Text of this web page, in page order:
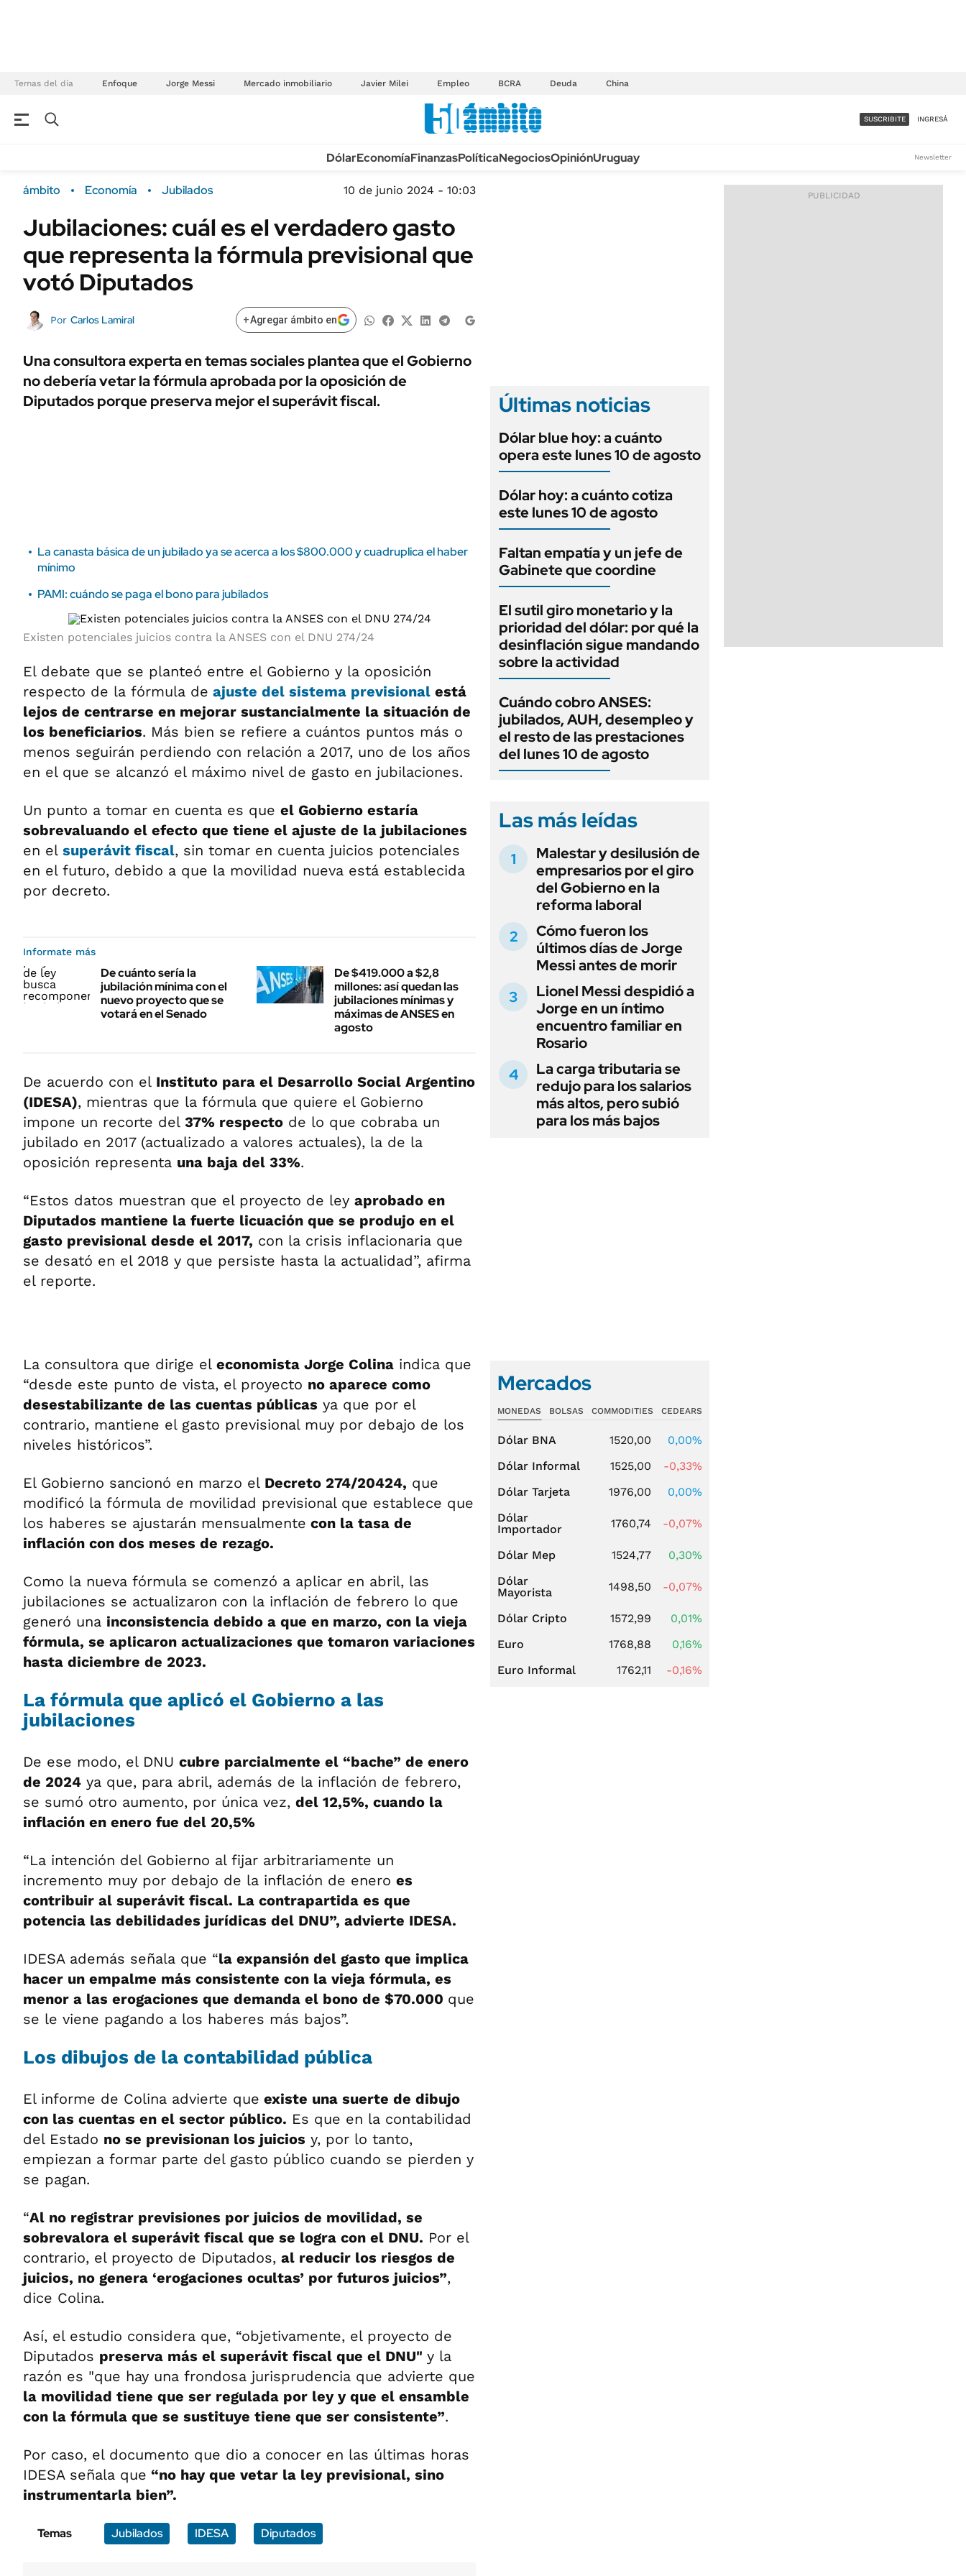
Temas del día Enfoque Jorge Messi Mercado inmobiliario Javier Milei Empleo BCRA Deuda China
Campo
FINANZAS
Dólar
ÁMBITO DEBATE
Sustentabilidad
Seguros
URUGUAY
TECNOLOGÍA
MÉXICO
MUNDO
INFORMACIÓN GENERAL
AUTOS
ACCESO FULL - $1.800/MES
SUSCRIBITE INGRESÁ
DólarEconomíaFinanzasPolíticaNegociosOpiniónUruguay Newsletter
ámbito Economía Jubilados 10 de junio 2024 - 10:03
Jubilaciones: cuál es el verdadero gasto
que representa la fórmula previsional que
votó Diputados
Por Carlos Lamiral +Agregar ámbito en
Una consultora experta en temas sociales plantea que el Gobierno
no debería vetar la fórmula aprobada por la oposición de
Diputados porque preserva mejor el superávit fiscal.
La canasta básica de un jubilado ya se acerca a los $800.000 y cuadruplica el haber
mínimo
PAMI: cuándo se paga el bono para jubilados
Existen potenciales juicios contra la ANSES con el DNU 274/24
El debate que se planteó entre el Gobierno y la oposición
respecto de la fórmula de ajuste del sistema previsional está
lejos de centrarse en mejorar sustancialmente la situación de
los beneficiarios. Más bien se refiere a cuántos puntos más o
menos seguirán perdiendo con relación a 2017, uno de los años
en el que se alcanzó el máximo nivel de gasto en jubilaciones.
Un punto a tomar en cuenta es que el Gobierno estaría
sobrevaluando el efecto que tiene el ajuste de la jubilaciones
en el superávit fiscal, sin tomar en cuenta juicios potenciales
en el futuro, debido a que la movilidad nueva está establecida
por decreto.
Informate más
De cuánto sería la
jubilación mínima con el
nuevo proyecto que se
votará en el Senado
De $419.000 a $2,8
millones: así quedan las
jubilaciones mínimas y
máximas de ANSES en
agosto
De acuerdo con el Instituto para el Desarrollo Social Argentino
(IDESA), mientras que la fórmula que quiere el Gobierno
impone un recorte del 37% respecto de lo que cobraba un
jubilado en 2017 (actualizado a valores actuales), la de la
oposición representa una baja del 33%.
“Estos datos muestran que el proyecto de ley aprobado en
Diputados mantiene la fuerte licuación que se produjo en el
gasto previsional desde el 2017, con la crisis inflacionaria que
se desató en el 2018 y que persiste hasta la actualidad”, afirma
el reporte.
La consultora que dirige el economista Jorge Colina indica que
“desde este punto de vista, el proyecto no aparece como
desestabilizante de las cuentas públicas ya que por el
contrario, mantiene el gasto previsional muy por debajo de los
niveles históricos”.
El Gobierno sancionó en marzo el Decreto 274/20424, que
modificó la fórmula de movilidad previsional que establece que
los haberes se ajustarán mensualmente con la tasa de
inflación con dos meses de rezago.
Como la nueva fórmula se comenzó a aplicar en abril, las
jubilaciones se actualizaron con la inflación de febrero lo que
generó una inconsistencia debido a que en marzo, con la vieja
fórmula, se aplicaron actualizaciones que tomaron variaciones
hasta diciembre de 2023.
La fórmula que aplicó el Gobierno a las
jubilaciones
De ese modo, el DNU cubre parcialmente el “bache” de enero
de 2024 ya que, para abril, además de la inflación de febrero,
se sumó otro aumento, por única vez, del 12,5%, cuando la
inflación en enero fue del 20,5%
“La intención del Gobierno al fijar arbitrariamente un
incremento muy por debajo de la inflación de enero es
contribuir al superávit fiscal. La contrapartida es que
potencia las debilidades jurídicas del DNU”, advierte IDESA.
IDESA además señala que “la expansión del gasto que implica
hacer un empalme más consistente con la vieja fórmula, es
menor a las erogaciones que demanda el bono de $70.000 que
se le viene pagando a los haberes más bajos”.
Los dibujos de la contabilidad pública
El informe de Colina advierte que existe una suerte de dibujo
con las cuentas en el sector público. Es que en la contabilidad
del Estado no se previsionan los juicios y, por lo tanto,
empiezan a formar parte del gasto público cuando se pierden y
se pagan.
“Al no registrar previsiones por juicios de movilidad, se
sobrevalora el superávit fiscal que se logra con el DNU. Por el
contrario, el proyecto de Diputados, al reducir los riesgos de
juicios, no genera ‘erogaciones ocultas’ por futuros juicios”,
dice Colina.
Así, el estudio considera que, “objetivamente, el proyecto de
Diputados preserva más el superávit fiscal que el DNU" y la
razón es "que hay una frondosa jurisprudencia que advierte que
la movilidad tiene que ser regulada por ley y que el ensamble
con la fórmula que se sustituye tiene que ser consistente”.
Por caso, el documento que dio a conocer en las últimas horas
IDESA señala que “no hay que vetar la ley previsional, sino
instrumentarla bien”.
Temas Jubilados IDESA Diputados
Últimas noticias
Dólar blue hoy: a cuánto
opera este lunes 10 de agosto
Dólar hoy: a cuánto cotiza
este lunes 10 de agosto
Faltan empatía y un jefe de
Gabinete que coordine
El sutil giro monetario y la
prioridad del dólar: por qué la
desinflación sigue mandando
sobre la actividad
Cuándo cobro ANSES:
jubilados, AUH, desempleo y
el resto de las prestaciones
del lunes 10 de agosto
Las más leídas
Malestar y desilusión de
empresarios por el giro
del Gobierno en la
reforma laboral
Cómo fueron los
últimos días de Jorge
Messi antes de morir
Lionel Messi despidió a
Jorge en un íntimo
encuentro familiar en
Rosario
La carga tributaria se
redujo para los salarios
más altos, pero subió
para los más bajos
Mercados
MONEDAS BOLSAS COMMODITIES CEDEARS
Dólar BNA 1520,00
0,00%
Dólar Informal
1525,00
-0,33%
Dólar Tarjeta
1976,00
0,00%
Dólar
Importador
1760,74 -0,07%
Dólar Mep 1524,77
0,30%
Dólar
Mayorista
1498,50 -0,07%
Dólar Cripto 1572,99
0,01%
Euro
1768,88
0,16%
Euro Informal
1762,11 -0,16%